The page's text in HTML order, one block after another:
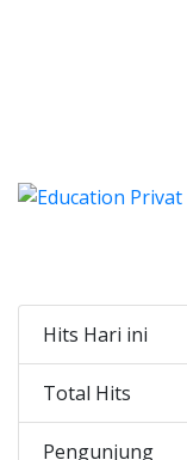
Hits Hari ini
Total Hits
Pengunjung